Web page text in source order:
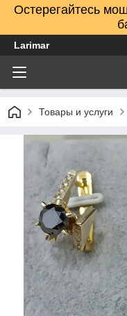
Остерегайтесь
Larimar
Товары и услуги